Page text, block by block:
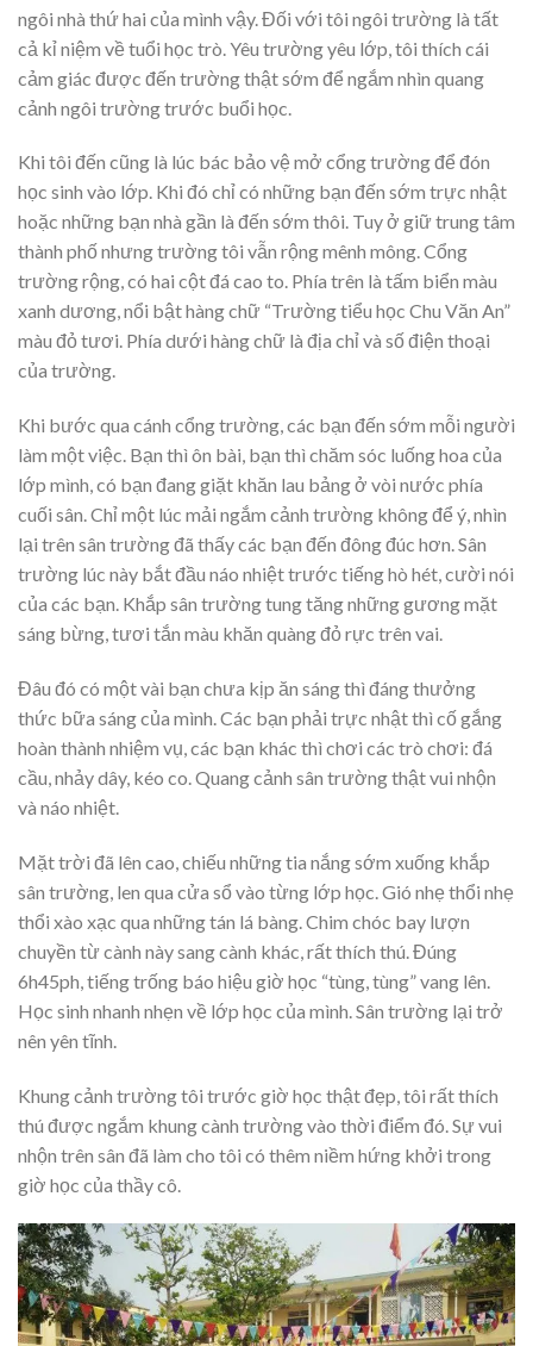
ngôi nhà thứ hai của mình vậy. Đối với tôi ngôi trường là tất
cả kỉ niệm về tuổi học trò. Yêu trường yêu lớp, tôi thích cái
cảm giác được đến trường thật sớm để ngắm nhìn quang
cảnh ngôi trường trước buổi học.
Khi tôi đến cũng là lúc bác bảo vệ mở cổng trường để đón
học sinh vào lớp. Khi đó chỉ có những bạn đến sớm trực nhật
hoặc những bạn nhà gần là đến sớm thôi. Tuy ở giữ trung tâm
thành phố nhưng trường tôi vẫn rộng mênh mông. Cổng
trường rộng, có hai cột đá cao to. Phía trên là tấm biển màu
xanh dương, nổi bật hàng chữ “Trường tiểu học Chu Văn An”
màu đỏ tươi. Phía dưới hàng chữ là địa chỉ và số điện thoại
của trường.
Khi bước qua cánh cổng trường, các bạn đến sớm mỗi người
làm một việc. Bạn thì ôn bài, bạn thì chăm sóc luống hoa của
lớp mình, có bạn đang giặt khăn lau bảng ở vòi nước phía
cuối sân. Chỉ một lúc mải ngắm cảnh trường không để ý, nhìn
lại trên sân trường đã thấy các bạn đến đông đúc hơn. Sân
trường lúc này bắt đầu náo nhiệt trước tiếng hò hét, cười nói
của các bạn. Khắp sân trường tung tăng những gương mặt
sáng bừng, tươi tắn màu khăn quàng đỏ rực trên vai.
Đâu đó có một vài bạn chưa kịp ăn sáng thì đáng thưởng
thức bữa sáng của mình. Các bạn phải trực nhật thì cố gắng
hoàn thành nhiệm vụ, các bạn khác thì chơi các trò chơi: đá
cầu, nhảy dây, kéo co. Quang cảnh sân trường thật vui nhộn
và náo nhiệt.
Mặt trời đã lên cao, chiếu những tia nắng sớm xuống khắp
sân trường, len qua cửa sổ vào từng lớp học. Gió nhẹ thổi nhẹ
thổi xào xạc qua những tán lá bàng. Chim chóc bay lượn
chuyền từ cành này sang cành khác, rất thích thú. Đúng
6h45ph, tiếng trống báo hiệu giờ học “tùng, tùng” vang lên.
Học sinh nhanh nhẹn về lớp học của mình. Sân trường lại trở
nên yên tĩnh.
Khung cảnh trường tôi trước giờ học thật đẹp, tôi rất thích
thú được ngắm khung cành trường vào thời điểm đó. Sự vui
nhộn trên sân đã làm cho tôi có thêm niềm hứng khởi trong
giờ học của thầy cô.